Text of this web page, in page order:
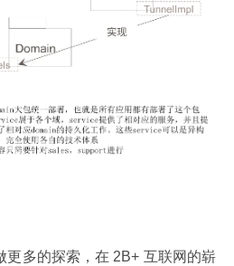
更多的探索，在 2B+ 互联网的崭